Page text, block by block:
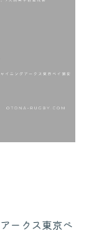
ークス東京ベ